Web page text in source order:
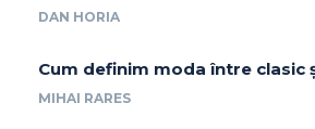
DAN HORIA
Cum definim moda între clasic
MIHAI RARES